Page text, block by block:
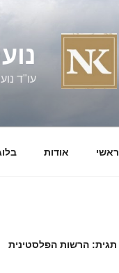
עו"ד נועם
ראשי אודות
תגית: הרשות הפלסטינית